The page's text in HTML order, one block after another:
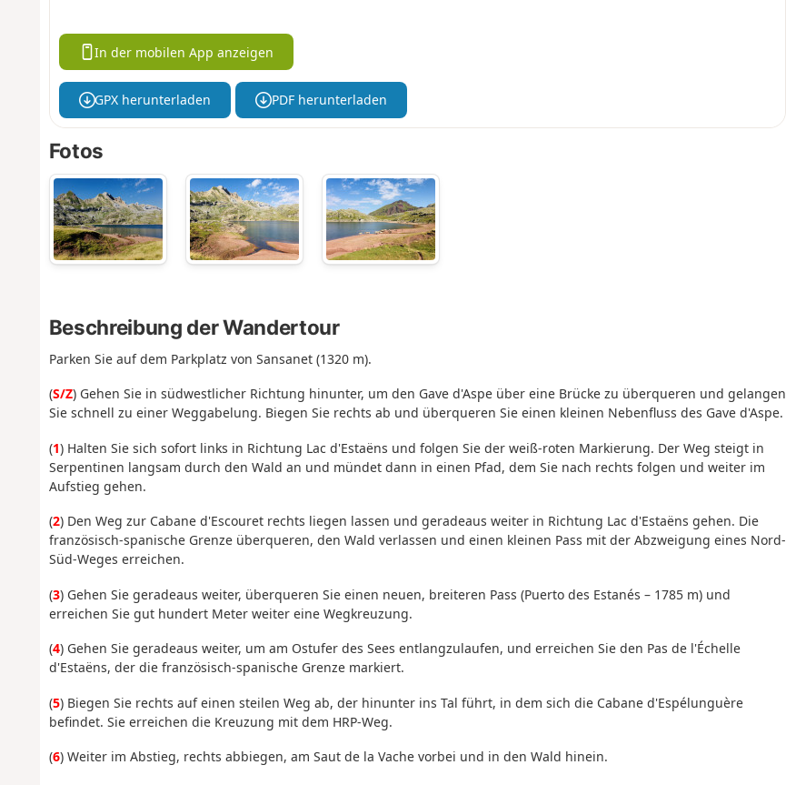
In der mobilen App anzeigen
GPX herunterladen PDF herunterladen
Fotos
Beschreibung der Wandertour
Parken Sie auf dem Parkplatz von Sansanet (1320 m).
(S/Z) Gehen Sie in südwestlicher Richtung hinunter, um den Gave d'Aspe über eine Brücke zu überqueren und gelangen
Sie schnell zu einer Weggabelung. Biegen Sie rechts ab und überqueren Sie einen kleinen Nebenfluss des Gave d'Aspe.
(1) Halten Sie sich sofort links in Richtung Lac d'Estaëns und folgen Sie der weiß-roten Markierung. Der Weg steigt in
Serpentinen langsam durch den Wald an und mündet dann in einen Pfad, dem Sie nach rechts folgen und weiter im
Aufstieg gehen.
(2) Den Weg zur Cabane d'Escouret rechts liegen lassen und geradeaus weiter in Richtung Lac d'Estaëns gehen. Die
französisch-spanische Grenze überqueren, den Wald verlassen und einen kleinen Pass mit der Abzweigung eines Nord-
Süd-Weges erreichen.
(3) Gehen Sie geradeaus weiter, überqueren Sie einen neuen, breiteren Pass (Puerto des Estanés – 1785 m) und
erreichen Sie gut hundert Meter weiter eine Wegkreuzung.
(4) Gehen Sie geradeaus weiter, um am Ostufer des Sees entlangzulaufen, und erreichen Sie den Pas de l'Échelle
d'Estaëns, der die französisch-spanische Grenze markiert.
(5) Biegen Sie rechts auf einen steilen Weg ab, der hinunter ins Tal führt, in dem sich die Cabane d'Espélunguère
befindet. Sie erreichen die Kreuzung mit dem HRP-Weg.
(6) Weiter im Abstieg, rechts abbiegen, am Saut de la Vache vorbei und in den Wald hinein.